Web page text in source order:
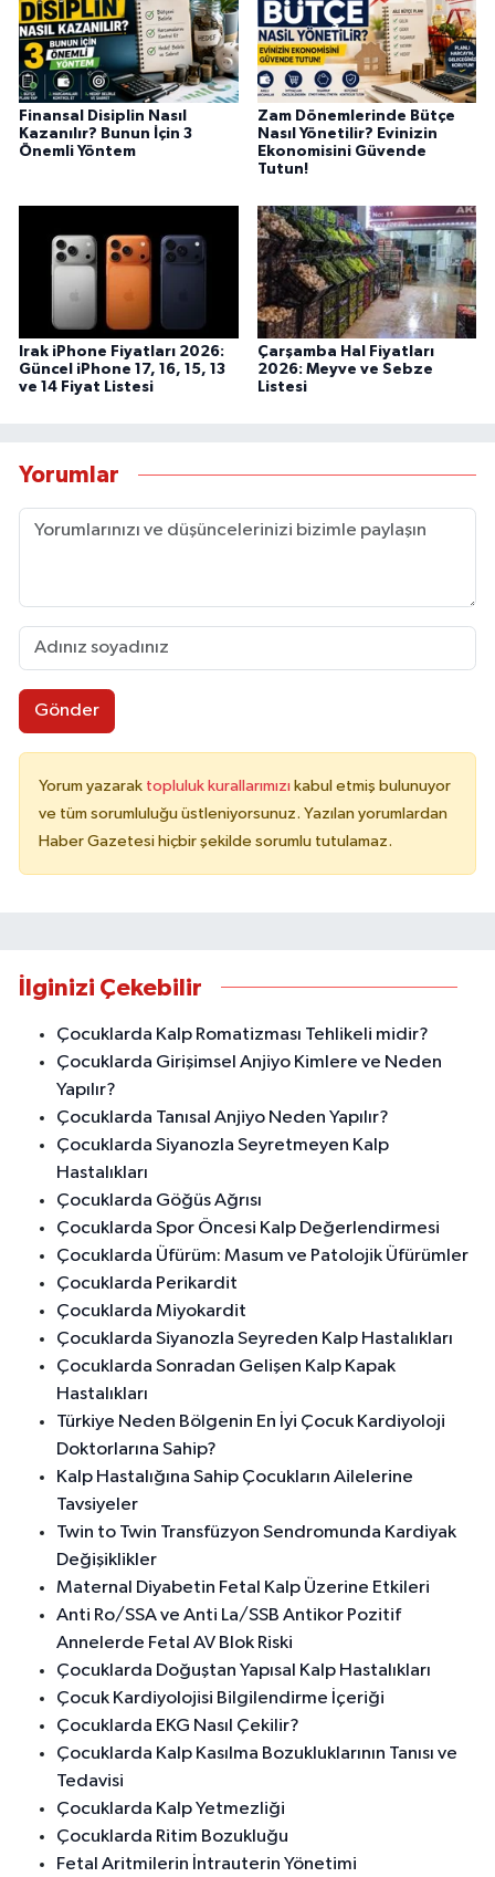
Finansal Disiplin Nasıl
Kazanılır? Bunun İçin 3
Önemli Yöntem
Zam Dönemlerinde Bütçe
Nasıl Yönetilir? Evinizin
Ekonomisini Güvende
Tutun!
Irak iPhone Fiyatları 2026:
Güncel iPhone 17, 16, 15, 13
ve 14 Fiyat Listesi
Çarşamba Hal Fiyatları
2026: Meyve ve Sebze
Listesi
Yorumlar
Gönder
Yorum yazarak topluluk kurallarımızı kabul etmiş bulunuyor
ve tüm sorumluluğu üstleniyorsunuz. Yazılan yorumlardan
Haber Gazetesi hiçbir şekilde sorumlu tutulamaz.
İlginizi Çekebilir
Çocuklarda Kalp Romatizması Tehlikeli midir?
Çocuklarda Girişimsel Anjiyo Kimlere ve Neden
Yapılır?
Çocuklarda Tanısal Anjiyo Neden Yapılır?
Çocuklarda Siyanozla Seyretmeyen Kalp
Hastalıkları
Çocuklarda Göğüs Ağrısı
Çocuklarda Spor Öncesi Kalp Değerlendirmesi
Çocuklarda Üfürüm: Masum ve Patolojik Üfürümler
Çocuklarda Perikardit
Çocuklarda Miyokardit
Çocuklarda Siyanozla Seyreden Kalp Hastalıkları
Çocuklarda Sonradan Gelişen Kalp Kapak
Hastalıkları
Türkiye Neden Bölgenin En İyi Çocuk Kardiyoloji
Doktorlarına Sahip?
Kalp Hastalığına Sahip Çocukların Ailelerine
Tavsiyeler
Twin to Twin Transfüzyon Sendromunda Kardiyak
Değişiklikler
Maternal Diyabetin Fetal Kalp Üzerine Etkileri
Anti Ro/SSA ve Anti La/SSB Antikor Pozitif
Annelerde Fetal AV Blok Riski
Çocuklarda Doğuştan Yapısal Kalp Hastalıkları
Çocuk Kardiyolojisi Bilgilendirme İçeriği
Çocuklarda EKG Nasıl Çekilir?
Çocuklarda Kalp Kasılma Bozukluklarının Tanısı ve
Tedavisi
Çocuklarda Kalp Yetmezliği
Çocuklarda Ritim Bozukluğu
Fetal Aritmilerin İntrauterin Yönetimi